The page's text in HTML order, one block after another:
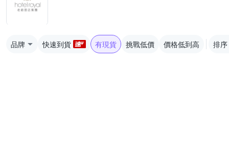
品牌 快速到貨 有現貨 挑戰低價 價格低到高 排序